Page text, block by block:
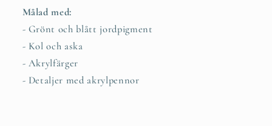
Målad med:
- Grönt och blått jordpigment
- Kol och aska
- Akrylfärger
- Detaljer med akrylpennor